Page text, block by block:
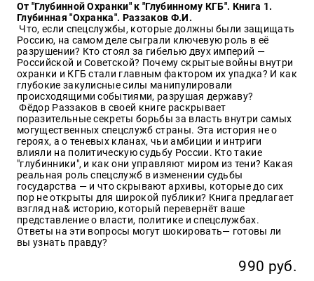
От "Глубинной Охранки" к "Глубинному КГБ". Книга 1.
Глубинная "Охранка". Раззаков Ф.И.
Что, если спецслужбы, которые должны были защищать
Россию, на самом деле сыграли ключевую роль в её
разрушении? Кто стоял за гибелью двух империй —
Российской и Советской? Почему скрытые войны внутри
охранки и КГБ стали главным фактором их упадка? И как
глубокие закулисные силы манипулировали
происходящими событиями, разрушая державу?
Фёдор Раззаков в своей книге раскрывает
поразительные секреты борьбы за власть внутри самых
могущественных спецслужб страны. Эта история не о
героях, а о теневых кланах, чьи амбиции и интриги
влияли на политическую судьбу России. Кто такие
"глубинники", и как они управляют миром из тени? Какая
реальная роль спецслужб в изменении судьбы
государства — и что скрывают архивы, которые до сих
пор не открыты для широкой публики? Книга предлагает
взгляд на& историю, который перевернёт ваше
представление о власти, политике и спецслужбах.
Ответы на эти вопросы могут шокировать— готовы ли
вы узнать правду?
990 руб.
Оптовикам
Авторам
Контакты
Мероприятия
+7(499)
350-17-
79
Москва
pochta@den-
magazin.ru